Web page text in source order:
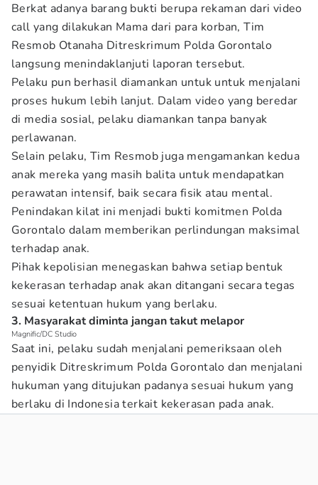
Berkat adanya barang bukti berupa rekaman dari video
call yang dilakukan Mama dari para korban, Tim
Resmob Otanaha Ditreskrimum Polda Gorontalo
langsung menindaklanjuti laporan tersebut.
Pelaku pun berhasil diamankan untuk untuk menjalani
proses hukum lebih lanjut. Dalam video yang beredar
di media sosial, pelaku diamankan tanpa banyak
perlawanan.
Selain pelaku, Tim Resmob juga mengamankan kedua
anak mereka yang masih balita untuk mendapatkan
perawatan intensif, baik secara fisik atau mental.
Penindakan kilat ini menjadi bukti komitmen Polda
Gorontalo dalam memberikan perlindungan maksimal
terhadap anak.
Pihak kepolisian menegaskan bahwa setiap bentuk
kekerasan terhadap anak akan ditangani secara tegas
sesuai ketentuan hukum yang berlaku.
3. Masyarakat diminta jangan takut melapor
Magnific/DC Studio
Saat ini, pelaku sudah menjalani pemeriksaan oleh
penyidik Ditreskrimum Polda Gorontalo dan menjalani
hukuman yang ditujukan padanya sesuai hukum yang
berlaku di Indonesia terkait kekerasan pada anak.